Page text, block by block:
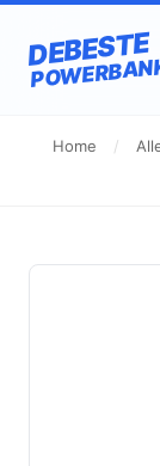
DEBESTE
Home /